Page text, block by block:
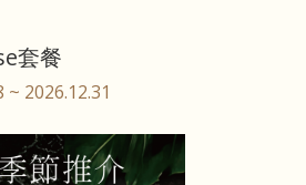
套餐
~ 2026.12.31